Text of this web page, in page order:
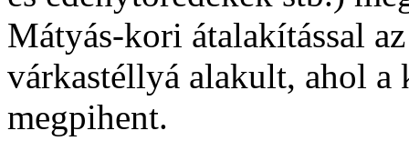
Mátyás-kori átalakítással
várkastéllyá alakult, ahol a
megpihent.